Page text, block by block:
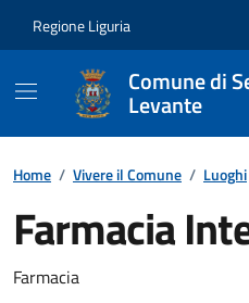
Regione Liguria
Comune di
Levante
Home / Vivere il Comune / Luoghi
Farmacia
Farmacia